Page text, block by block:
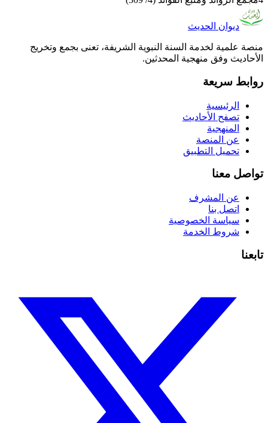
ديوان الحديث
منصة علمية لخدمة السنة النبوية الشريفة، تعنى بجمع وتخريج
الأحاديث وفق منهجية المحدثين.
روابط سريعة
الرئيسية
تصفح الأحاديث
المنهجية
عن المنصة
تحميل التطبيق
تواصل معنا
عن المشرف
اتصل بنا
سياسة الخصوصية
شروط الخدمة
تابعنا